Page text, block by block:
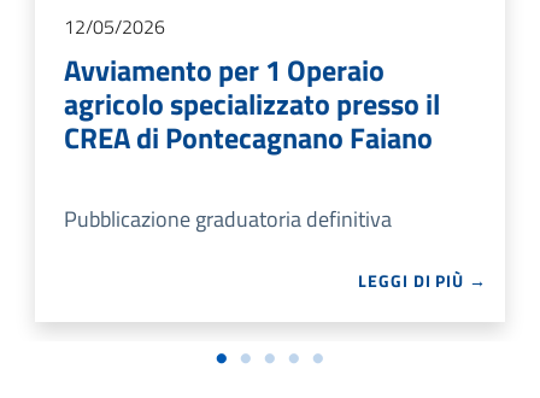
12/05/2026
Avviamento per 1 Operaio
agricolo specializzato presso il
CREA di Pontecagnano Faiano
Pubblicazione graduatoria definitiva
LEGGI DI PIÙ →